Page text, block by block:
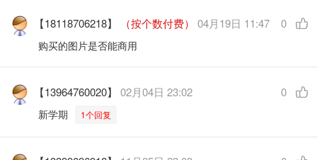
【18118706218】 （按个数付费） 04月19日 11:47 0
购买的图片是否能商用
【13964760020】02月04日 23:02 0
新学期 1个回复